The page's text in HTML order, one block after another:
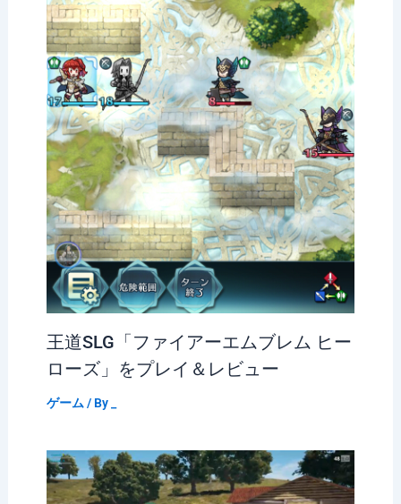
王道SLG「ファイアーエムブレム ヒー
ローズ」をプレイ＆レビュー
ゲーム / By